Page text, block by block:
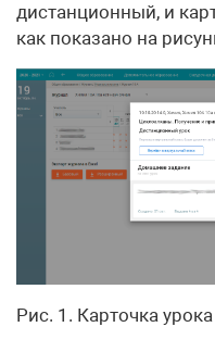
дистанционный, и
как показано на
Рис. 1. Карточка